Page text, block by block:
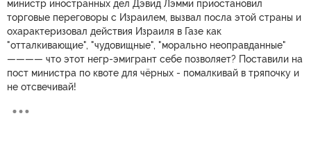
министр иностранных дел Дэвид Лэмми приостановил
торговые переговоры с Израилем, вызвал посла этой страны и
охарактеризовал действия Израиля в Газе как
"отталкивающие", "чудовищные", "морально неоправданные"
———— что этот негр-эмигрант себе позволяет? Поставили на
пост министра по квоте для чёрных - помалкивай в тряпочку и
не отсвечивай!